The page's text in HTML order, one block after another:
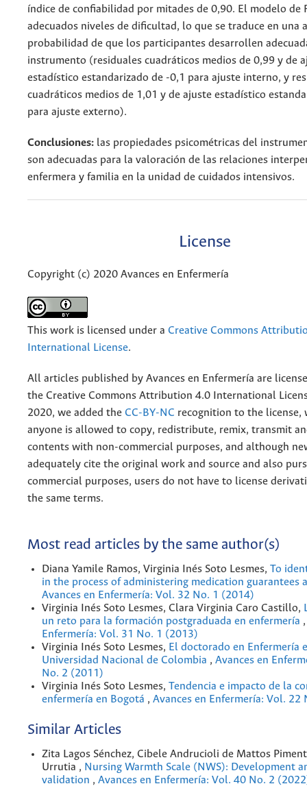
índice de confiabilidad por mitades de 0,90. El modelo de
adecuados niveles de dificultad, lo que se traduce en una
probabilidad de que los participantes desarrollen
instrumento (residuales cuadráticos medios de 0,99 y de
estadístico estandarizado de -0,1 para ajuste interno, y
cuadráticos medios de 1,01 y de ajuste estadístico
para ajuste externo).
Conclusiones: las propiedades psicométricas del
son adecuadas para la valoración de las relaciones
enfermera y familia en la unidad de cuidados intensivos.
License
Copyright (c) 2020 Avances en Enfermería
This work is licensed under a Creative Commons
International License.
All articles published by Avances en Enfermería are
the Creative Commons Attribution 4.0 International
2020, we added the CC-BY-NC recognition to the license,
anyone is allowed to copy, redistribute, remix, transmit
contents with non-commercial purposes, and although
adequately cite the original work and source and also
commercial purposes, users do not have to license
the same terms.
Most read articles by the same author(s)
Diana Yamile Ramos, Virginia Inés Soto Lesmes, To
in the process of administering medication guarantees
Avances en Enfermería: Vol. 32 No. 1 (2014)
Virginia Inés Soto Lesmes, Clara Virginia Caro Castillo,
un reto para la formación postgraduada en enfermería
Enfermería: Vol. 31 No. 1 (2013)
Virginia Inés Soto Lesmes, El doctorado en Enfermería
Universidad Nacional de Colombia , Avances en
No. 2 (2011)
Virginia Inés Soto Lesmes, Tendencia e impacto de la
enfermería en Bogotá , Avances en Enfermería: Vol. 22
Similar Articles
Zita Lagos Sénchez, Cibele Andrucioli de Mattos
Urrutia , Nursing Warmth Scale (NWS): Development
validation , Avances en Enfermería: Vol. 40 No. 2